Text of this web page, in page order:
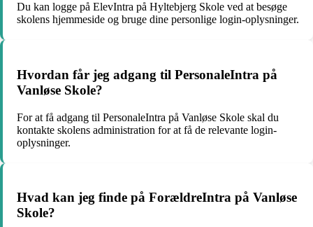
Du kan logge på ElevIntra på Hyltebjerg Skole ved at besøge
skolens hjemmeside og bruge dine personlige login-oplysninger.
Hvordan får jeg adgang til PersonaleIntra på
Vanløse Skole?
For at få adgang til PersonaleIntra på Vanløse Skole skal du
kontakte skolens administration for at få de relevante login-
oplysninger.
Hvad kan jeg finde på ForældreIntra på Vanløse
Skole?